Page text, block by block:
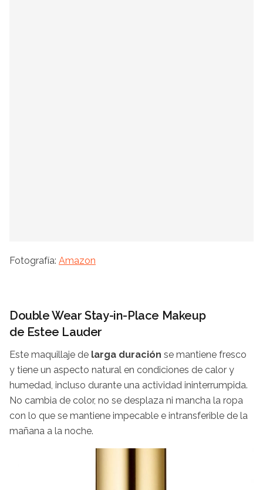
Fotografía: Amazon
Double Wear Stay-in-Place Makeup
de Estee Lauder
Este maquillaje de larga duración se mantiene fresco
y tiene un aspecto natural en condiciones de calor y
humedad, incluso durante una actividad ininterrumpida.
No cambia de color, no se desplaza ni mancha la ropa
con lo que se mantiene impecable e intransferible de la
mañana a la noche.